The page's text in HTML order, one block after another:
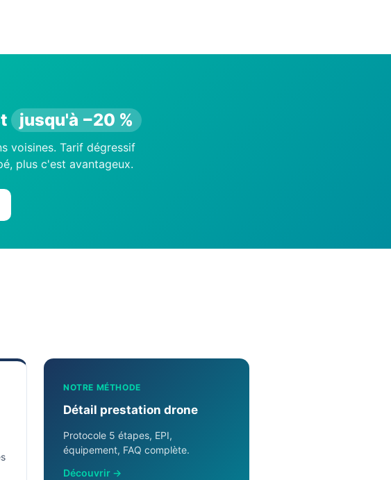
jusqu'à −20 %
voisines. Tarif dégressif
plus c'est avantageux.
NOTRE MÉTHODE
Détail prestation drone
Protocole 5 étapes, EPI,
équipement, FAQ complète.
Découvrir →